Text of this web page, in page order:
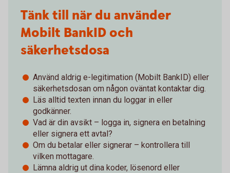
Tänk till när du använder
Mobilt BankID och
säkerhetsdosa
Använd aldrig e-legitimation (Mobilt BankID) eller
säkerhetsdosan om någon oväntat kontaktar dig.
Läs alltid texten innan du loggar in eller
godkänner.
Vad är din avsikt – logga in, signera en betalning
eller signera ett avtal?
Om du betalar eller signerar – kontrollera till
vilken mottagare.
Lämna aldrig ut dina koder, lösenord eller